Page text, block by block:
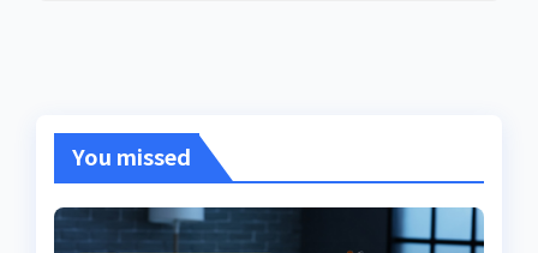
You missed